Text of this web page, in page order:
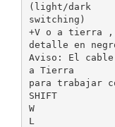
(light/dark
switching)
+V o a tierra ,
detalle en
Aviso: El cable
a Tierra
para trabajar
SHIFT
W
L